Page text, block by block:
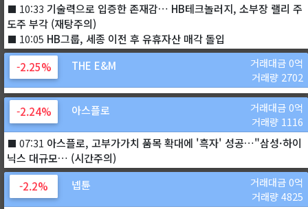
⬛ 10:33 기술력으로 입증한 존재감… HB테크놀러지, 소부장 랠리 주
도주 부각 (재탕주의)
⬛ 10:05 HB그룹, 세종 이전 후 유휴자산 매각 돌입
-2.25% THE E&M
거래대금 0억
거래량 2702
-2.24% 아스플로
거래대금 0억
거래량 1116
⬛ 07:31 아스플로, 고부가가치 품목 확대에 '흑자' 성공…"삼성·하이
닉스 대규모… (시간주의)
-2.2% 넵튠
거래대금 0억
거래량 4825